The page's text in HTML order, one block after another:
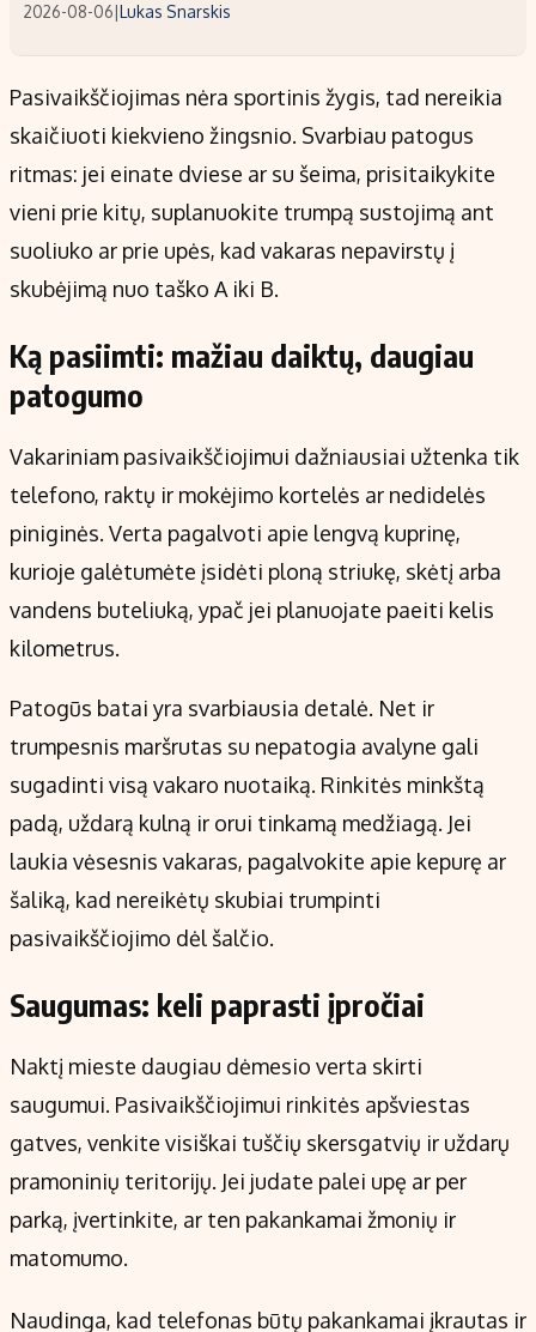
2026-08-06|Lukas Snarskis
Pasivaikščiojimas nėra sportinis žygis, tad nereikia
skaičiuoti kiekvieno žingsnio. Svarbiau patogus
ritmas: jei einate dviese ar su šeima, prisitaikykite
vieni prie kitų, suplanuokite trumpą sustojimą ant
suoliuko ar prie upės, kad vakaras nepavirstų į
skubėjimą nuo taško A iki B.
Ką pasiimti: mažiau daiktų, daugiau
patogumo
Vakariniam pasivaikščiojimui dažniausiai užtenka tik
telefono, raktų ir mokėjimo kortelės ar nedidelės
piniginės. Verta pagalvoti apie lengvą kuprinę,
kurioje galėtumėte įsidėti ploną striukę, skėtį arba
vandens buteliuką, ypač jei planuojate paeiti kelis
kilometrus.
Patogūs batai yra svarbiausia detalė. Net ir
trumpesnis maršrutas su nepatogia avalyne gali
sugadinti visą vakaro nuotaiką. Rinkitės minkštą
padą, uždarą kulną ir orui tinkamą medžiagą. Jei
laukia vėsesnis vakaras, pagalvokite apie kepurę ar
šaliką, kad nereikėtų skubiai trumpinti
pasivaikščiojimo dėl šalčio.
Saugumas: keli paprasti įpročiai
Naktį mieste daugiau dėmesio verta skirti
saugumui. Pasivaikščiojimui rinkitės apšviestas
gatves, venkite visiškai tuščių skersgatvių ir uždarų
pramoninių teritorijų. Jei judate palei upę ar per
parką, įvertinkite, ar ten pakankamai žmonių ir
matomumo.
Naudinga, kad telefonas būtų pakankamai įkrautas ir